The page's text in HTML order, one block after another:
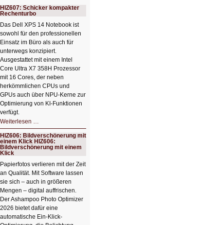
HIZ607: Schicker kompakter
Rechenturbo
Das Dell XPS 14 Notebook ist
sowohl für den professionellen
Einsatz im Büro als auch für
unterwegs konzipiert.
Ausgestattet mit einem Intel
Core Ultra X7 358H Prozessor
mit 16 Cores, der neben
herkömmlichen CPUs und
GPUs auch über NPU-Kerne zur
Optimierung von KI-Funktionen
verfügt.
Weiterlesen …
Schicker
kompakter
Rechenturbo
HIZ606: Bildverschönerung mit
einem Klick HIZ606:
Bildverschönerung mit einem
Klick
Papierfotos verlieren mit der Zeit
an Qualität. Mit Software lassen
sie sich – auch in größeren
Mengen – digital auffrischen.
Der Ashampoo Photo Optimizer
2026 bietet dafür eine
automatische Ein-Klick-